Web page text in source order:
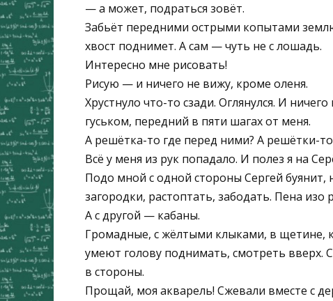
— а может, подраться зовёт.
Забьёт передними острыми копытами
хвост поднимет. А сам — чуть не с лошадь.
Интересно мне рисовать!
Рисую — и ничего не вижу, кроме оленя.
Хрустнуло что-то сзади. Оглянулся. И
гуськом, передний в пяти шагах от меня.
А решётка-то где перед ними? А решётки-
Всё у меня из рук попадало. И полез я на
Подо мной с одной стороны Сергей буянит,
загородки, растоптать, забодать. Пена изо
А с другой — кабаны.
Громадные, с жёлтыми клыками, в щетине,
умеют голову поднимать, смотреть вверх.
в стороны.
Прощай, моя акварель! Сжевали вместе с